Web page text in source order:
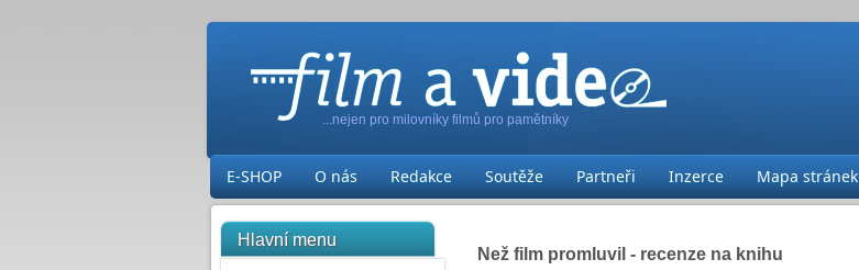
...nejen pro milovníky filmů pro pamětníky
E-SHOP O nás Redakce Soutěže Partneři Inzerce Mapa stránek
Hlavní menu
Než film promluvil - recenze na knihu